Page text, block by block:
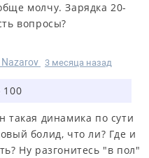
молчу. Зарядка 20-
вопросы?
Nazarov 3 месяца назад
100
такая динамика по сути
болид, что ли? Где и
Ну разгонитесь "в пол"